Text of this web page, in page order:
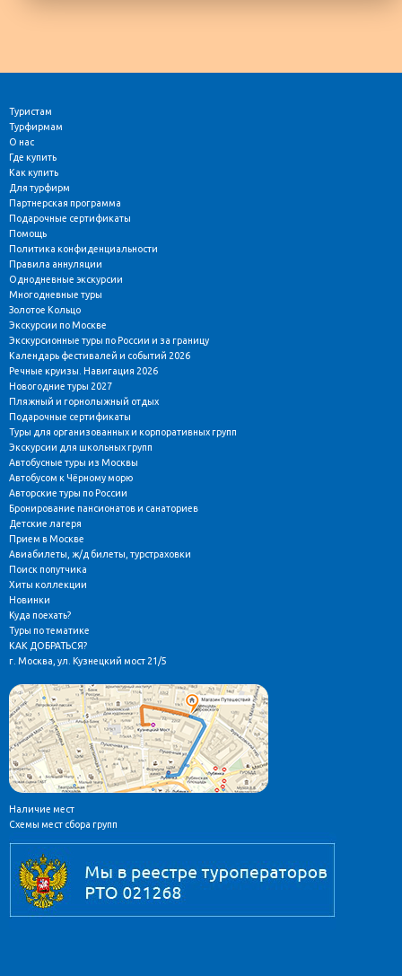
Туристам
Турфирмам
О нас
Где купить
Как купить
Для турфирм
Партнерская программа
Подарочные сертификаты
Помощь
Политика конфиденциальности
Правила аннуляции
Однодневные экскурсии
Многодневные туры
Золотое Кольцо
Экскурсии по Москве
Экскурсионные туры по России и за границу
Календарь фестивалей и событий 2026
Речные круизы. Навигация 2026
Новогодние туры 2027
Пляжный и горнолыжный отдых
Подарочные сертификаты
Туры для организованных и корпоративных групп
Экскурсии для школьных групп
Автобусные туры из Москвы
Автобусом к Чёрному морю
Авторские туры по России
Бронирование пансионатов и санаториев
Детские лагеря
Прием в Москве
Авиабилеты, ж/д билеты, турстраховки
Поиск попутчика
Хиты коллекции
Новинки
Куда поехать?
Туры по тематике
КАК ДОБРАТЬСЯ?
г. Москва, ул. Кузнецкий мост 21/5
Наличие мест
Схемы мест сбора групп